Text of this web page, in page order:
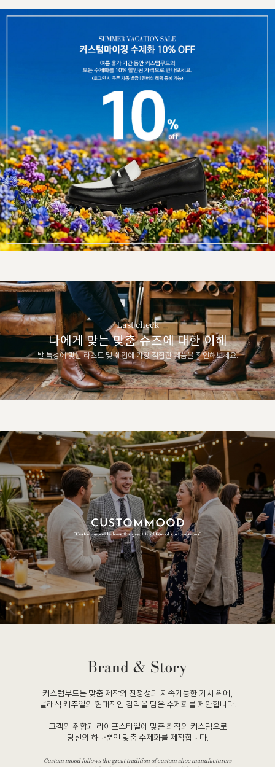
Last check
나에게 맞는 맞춤 슈즈에 대한 이해
발 특성에 맞는 라스트 및 쉐입에 가장 적합한 제품을 확인해보세요.
커스텀무드는 맞춤 제작의 진정성과 지속가능한 가치 위에,
클래식 캐주얼의 현대적인 감각을 담은 수제화를 제안합니다.
고객의 취향과 라이프스타일에 맞춘 최적의 커스텀으로
당신의 하나뿐인 맞춤 수제화를 제작합니다.
Custom mood follows the great tradition of custom shoe manufacturers